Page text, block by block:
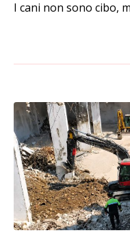
I cani non sono cibo,